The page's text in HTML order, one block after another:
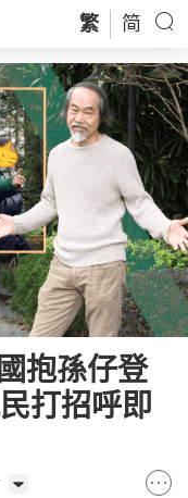
繁 简
抱孫仔登
打招呼即